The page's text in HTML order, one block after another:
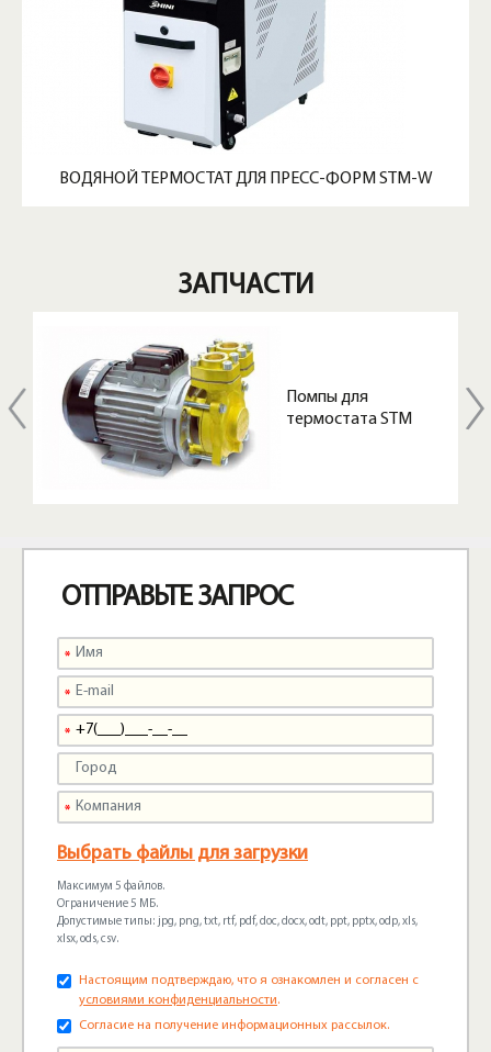
ВОДЯНОЙ ТЕРМОСТАТ ДЛЯ ПРЕСС-ФОРМ STM-W
ЗАПЧАСТИ
Помпы для
термостата STM
ОТПРАВЬТЕ ЗАПРОС
Выбрать файлы для загрузки
Максимум 5 файлов.
Ограничение 5 МБ.
Допустимые типы: jpg, png, txt, rtf, pdf, doc, docx, odt, ppt, pptx, odp, xls,
xlsx, ods, csv.
Настоящим подтверждаю, что я ознакомлен и согласен с
условиями конфиденциальности.
Согласие на получение информационных рассылок.